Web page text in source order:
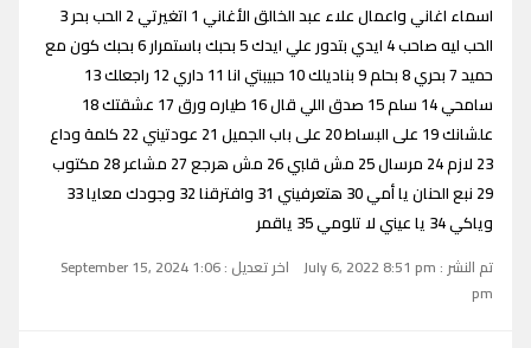
اسماء اغاني واعمال علاء عبد الخالق الأغاني 1 اتغيرتي 2 الحب بحر 3
الحب ليه صاحب 4 ايدي بتدور علي ايدك 5 بحبك باستمرار 6 بحبك كون مع
حميد 7 بحري 8 بحلم 9 بناديلك 10 حبيبتي انا 11 داري 12 راجعلك 13
سامحي 14 سلم 15 صدق اللي قال 16 طياره ورق 17 عشقتك 18
علشانك 19 على البساط 20 على باب الجميل 21 عودتيني 22 كلمة وداع
23 لازم 24 مرسال 25 مش قلبي 26 مش هرجع 27 مشاعر 28 مكتوب
29 نبع الحنان يا أمي 30 هتعرفيني 31 وافترقنا 32 وجودك معايا 33
وياكي 34 يا عيني لا تلومي 35 ياقمر
تم النشر : July 6, 2022 8:51 pm
اخر تعديل : September 15, 2024 1:06
pm